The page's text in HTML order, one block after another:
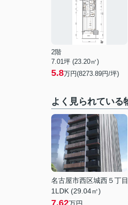
2階
7.01坪 (23.20㎡)
5.8万円(8273.89円/坪)
よく見られている
名古屋市西区城西５丁目
1LDK (29.04㎡)
7.62